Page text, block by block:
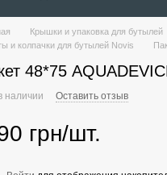
Крышки и упаковка для бутылей
и колпачки для бутылей Novis
48*75
наличии Оставить отзыв
грн/шт.